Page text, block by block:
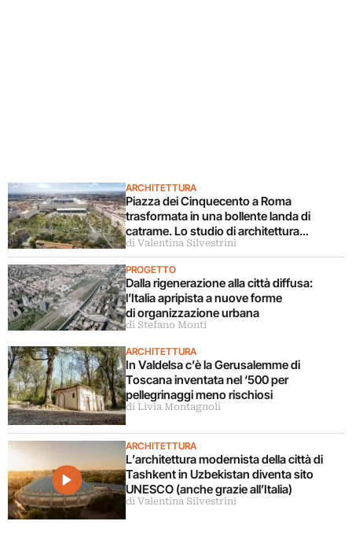
ARCHITETTURA
Piazza dei Cinquecento a Roma
trasformata in una bollente landa di
catrame. Lo studio di architettura
disconosce il progetto
di Valentina Silvestrini
PROGETTO
Dalla rigenerazione alla città diffusa:
l’Italia apripista a nuove forme
di organizzazione urbana
di Stefano Monti
ARCHITETTURA
In Valdelsa c’è la Gerusalemme di
Toscana inventata nel ‘500 per
pellegrinaggi meno rischiosi
di Livia Montagnoli
ARCHITETTURA
L’architettura modernista della città di
Tashkent in Uzbekistan diventa sito
UNESCO (anche grazie all’Italia)
di Valentina Silvestrini